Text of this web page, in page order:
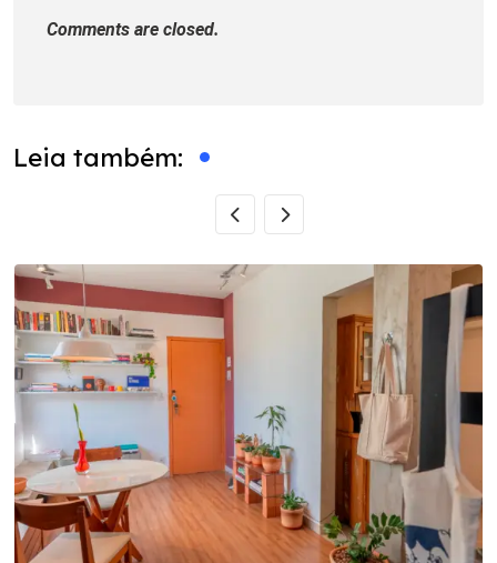
Comments are closed.
Leia também: